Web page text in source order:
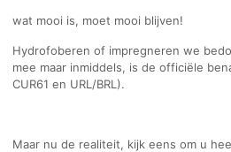
wat mooi is, moet mooi blijven!
Hydrofoberen of impregneren we
mee maar inmiddels, is de officiële
CUR61 en URL/BRL).
Maar nu de realiteit, kijk eens om u